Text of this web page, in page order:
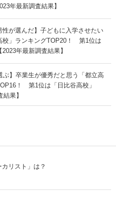
年最新調査結果】
性が選んだ】子どもに入学させたい
校」ランキングTOP20！ 第1位は
2023年最新調査結果】
ぶ】卒業生が優秀だと思う「都立高
！ 第1位は「日比谷高校」
結果】
リスト」は？